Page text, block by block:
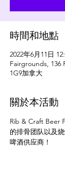
時間和地點
2022年6月11日
Fairgrounds, 136
1G9加拿大
關於本活動
Rib & Craft Beer
的排骨团队以及
啤酒供应商！